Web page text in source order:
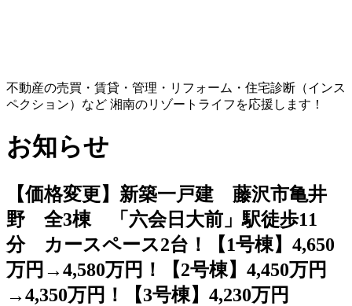
不動産の売買・賃貸・管理・リフォーム・住宅診断（インス
ペクション）など 湘南のリゾートライフを応援します！
お知らせ
【価格変更】新築一戸建 藤沢市亀井
野 全3棟 「六会日大前」駅徒歩11
分 カースペース2台！【1号棟】4,650
万円→4,580万円！【2号棟】4,450万円
→4,350万円！【3号棟】4,230万円